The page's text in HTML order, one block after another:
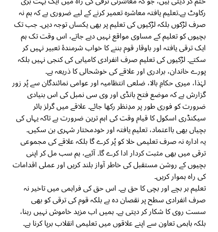
رکاوٹ ہے۔تعلیم یافتہ معاشرہ تعمیر کرنے کے لیے ضروری ہے کہ ہم نہ
صرف لڑکوں بلکہ لڑکیوں کی تعلیم پر بھی یکساں توجہ دیں۔ جب تک
بچیوں کو تعلیم کے مساوی مواقع نہیں دیے جاتے، اس وقت تک ہم
ایک ترقی یافتہ اور باوقار قوم بننے کا خواب شرمندۂ تعبیر نہیں کر
سکتے۔ لڑکیوں کی تعلیم صرف انفرادی کامیابی کی کنجی نہیں بلکہ
پورے خاندان، برادری اور علاقے کی خوشحالی کا ذریعہ ہے۔
لہٰذا، میری حکامِ بالا، ضلعی انتظامیہ اور عوامی نمائندگان سے پُر زور
گزارش ہے کہ موضع فتح بانڈی اور وی سی نمبل کی اس بنیادی
ضرورت کو فوری طور پر مدِنظر رکھا جائے۔ علاقے میں گرلز ہائر
سیکنڈری اسکول کا قیام وقت کی اہم ترین ضرورت ہے تاکہ یہاں کی
بچیاں بھی بااعتماد، تعلیم یافتہ اور خودمختار شہری بن سکیں۔
یہ ادارہ نہ صرف تعلیمی خلا کو پُر کرے گا بلکہ علاقے کی مجموعی
ترقی میں بھی مثبت کردار ادا کرے گا۔ آئیے، ہم سب مل کر اپنی
بچیوں کے روشن مستقبل کی خاطر آواز بلند کریں اور عملی اقدامات
کی راہ ہموار کریں۔
تعلیم ہر بچے اور بچی کا حق ہے۔ اس حق کی فراہمی میں تاخیر نہ
صرف انفرادی سطح پر نقصان دہ ہے بلکہ قوم کی ترقی کو بھی
سست روی کا شکار کر دیتی ہے۔ ہمیں اب مزید خاموش نہیں رہنا،
بلکہ باہمی تعاون سے اپنے علاقوں میں تعلیمی انقلاب برپا کرنا ہے۔